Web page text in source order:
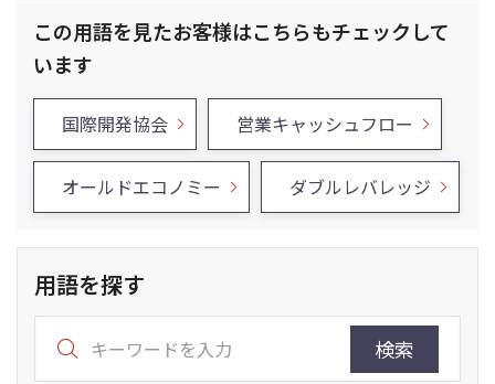
この用語を見たお客様はこちらもチェックして
います
国際開発協会 営業キャッシュフロー
オールドエコノミー ダブルレバレッジ
用語を探す
検索